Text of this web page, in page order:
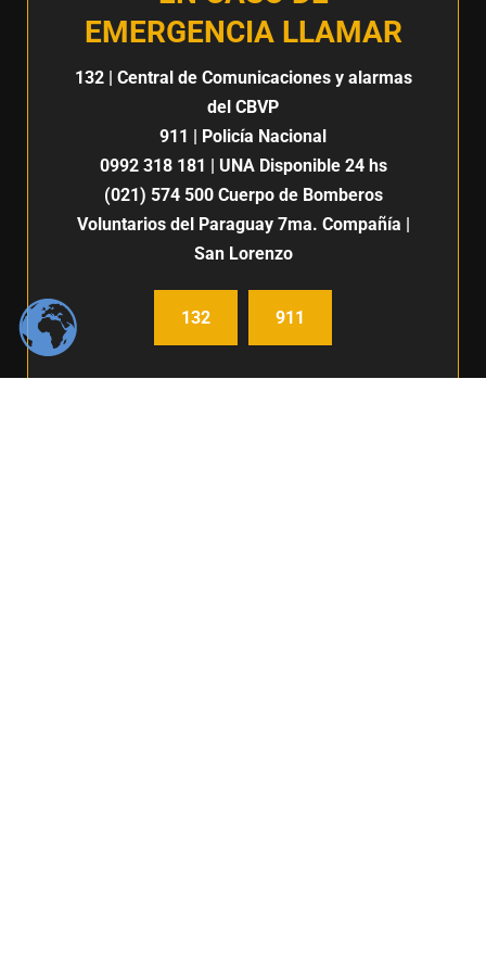
EMERGENCIA LLAMAR
132| Central de Comunicaciones y alarmas
del CBVP
911 | Policía Nacional
0992 318 181 | UNA Disponible 24 hs
(021) 574 500Cuerpo de Bomberos
Voluntarios del Paraguay 7ma. Compañía |
San Lorenzo
132 911